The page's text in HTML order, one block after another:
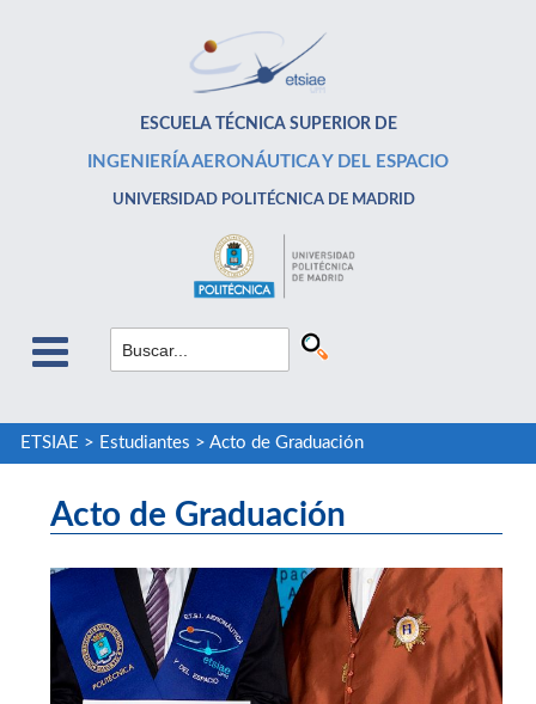
ESCUELA TÉCNICA SUPERIOR DE
INGENIERÍA AERONÁUTICA Y DEL ESPACIO
UNIVERSIDAD POLITÉCNICA DE MADRID
ETSIAE > Estudiantes > Acto de Graduación
Acto de Graduación